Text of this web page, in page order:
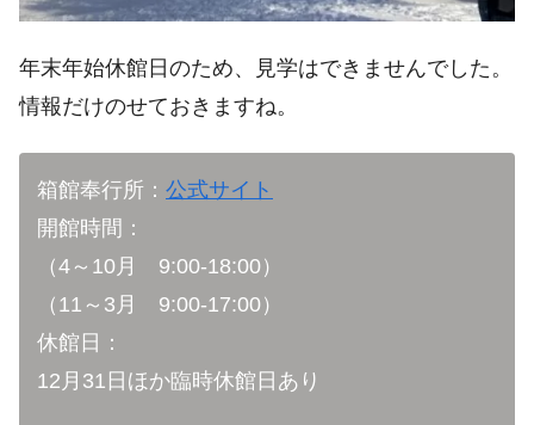
年末年始休館日のため、見学はできませんでした。
情報だけのせておきますね。
箱館奉行所： 公式サイト
開館時間：
（4～10月 9:00-18:00）
（11～3月 9:00-17:00）
休館日：
12月31日ほか臨時休館日あり